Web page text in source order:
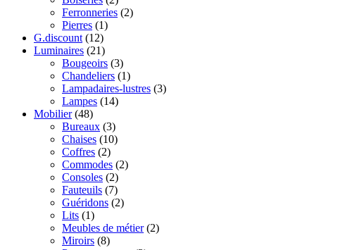
Ferronneries (2)
Pierres (1)
G.discount (12)
Luminaires (21)
Bougeoirs (3)
Chandeliers (1)
Lampadaires-lustres (3)
Lampes (14)
Mobilier (48)
Bureaux (3)
Chaises (10)
Coffres (2)
Commodes (2)
Consoles (2)
Fauteuils (7)
Guéridons (2)
Lits (1)
Meubles de métier (2)
Miroirs (8)